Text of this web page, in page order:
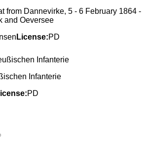
from Dannevirke, 5 - 6 February 1864 -
and Oeversee
License:PD
Infanterie
PD